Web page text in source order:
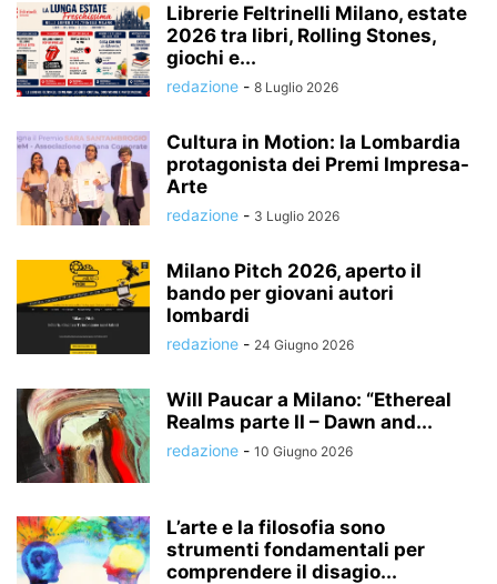
Librerie Feltrinelli Milano, estate
2026 tra libri, Rolling Stones,
giochi e...
redazione - 8 Luglio 2026
Cultura in Motion: la Lombardia
protagonista dei Premi Impresa-
Arte
redazione - 3 Luglio 2026
Milano Pitch 2026, aperto il
bando per giovani autori
lombardi
redazione - 24 Giugno 2026
Will Paucar a Milano: “Ethereal
Realms parte II – Dawn and...
redazione - 10 Giugno 2026
L’arte e la filosofia sono
strumenti fondamentali per
comprendere il disagio...